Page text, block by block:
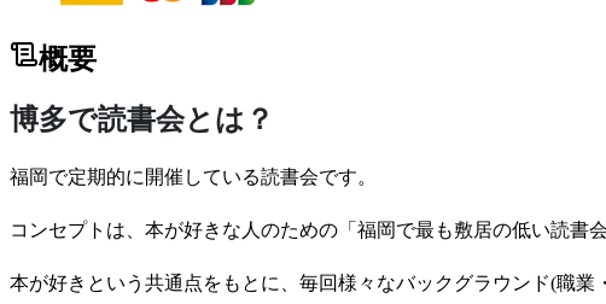
概要
博多で読書会とは？
福岡で定期的に開催している読書会です。
コンセプトは、本が好きな人のための「福岡で最も敷居の低い読書会
本が好きという共通点をもとに、毎回様々なバックグラウンド(職